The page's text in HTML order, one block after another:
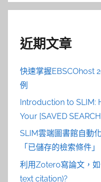
近期文章
快速掌握EBSCOhost
例
Introduction to SLIM:
Your [SAVED
SLIM雲端圖書館自動
「已儲存的檢索條件」
利用Zotero寫論文，
text citation)?